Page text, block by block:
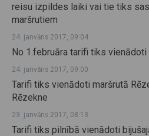
reisu izpildes laiki vai tie tiks
maršrutiem
24. janvāris 2017, 09:04
No 1.februāra tarifi tiks
24. janvāris 2017, 09:00
Tarifi tiks vienādoti maršrutā
Rēzekne
23. janvāris 2017, 08:13
Tarifi tiks pilnībā vienādoti